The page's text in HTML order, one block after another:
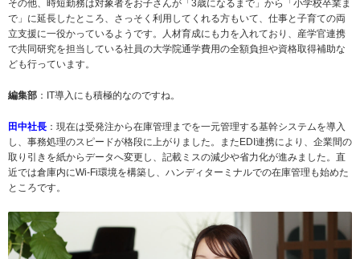
その他、時短勤務は対象者をお子さんが「3歳になるまで」から「小学校卒業ま
で」に延長したところ、さっそく利用してくれる方もいて、仕事と子育ての両
立支援に一役かっているようです。人材育成にも力を入れており、産学官連携
で共同研究を担当している社員の大学院通学費用の全額負担や資格取得補助な
ども行っています。
編集部 ：IT導入にも積極的なのですね。
田中社長 ：現在は受発注から在庫管理までを一元管理する基幹システムを導入
し、事務処理のスピードが格段に上がりました。またEDI連携により、企業間の
取り引きを紙からデータへ変更し、記載ミスの減少や省力化が進みました。直
近では倉庫内にWi-Fi環境を構築し、ハンディターミナルでの在庫管理も始めた
ところです。